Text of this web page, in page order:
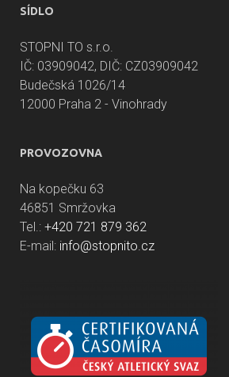
SÍDLO
STOPNI TO s.r.o.
IČ: 03909042, DIČ: CZ03909042
Budečská 1026/14
12000 Praha 2 - Vinohrady
PROVOZOVNA
Na kopečku 63
46851 Smržovka
Tel.: +420 721 879 362
E-mail: info@stopnito.cz